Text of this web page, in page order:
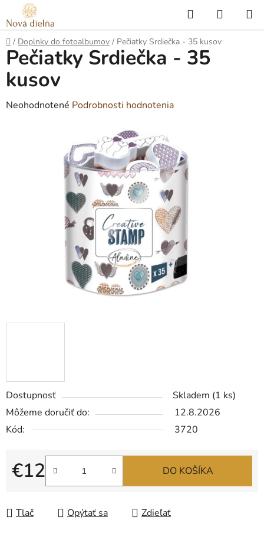
Prejsť
na
obsah
Hľadať
KOŠÍK
Domov
/ Doplnky do fotoalbumov / Pečiatky Srdiečka - 35 kusov
Dostupnosť Skladem (1 ks)
Môžeme doručiť do:
12.8.2026
Kód:
3720
€12
Jednotková cena:
DO KOŠÍKA
Tlač Opýtať sa Zdieľať
Pečiatky Srdiečka - 35
kusov
Priemerné
Neohodnotené Podrobnosti hodnotenia